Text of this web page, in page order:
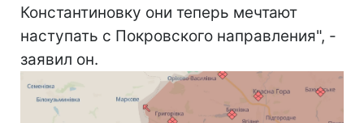
Константиновку они теперь мечтают
наступать с Покровского направления", -
заявил он.